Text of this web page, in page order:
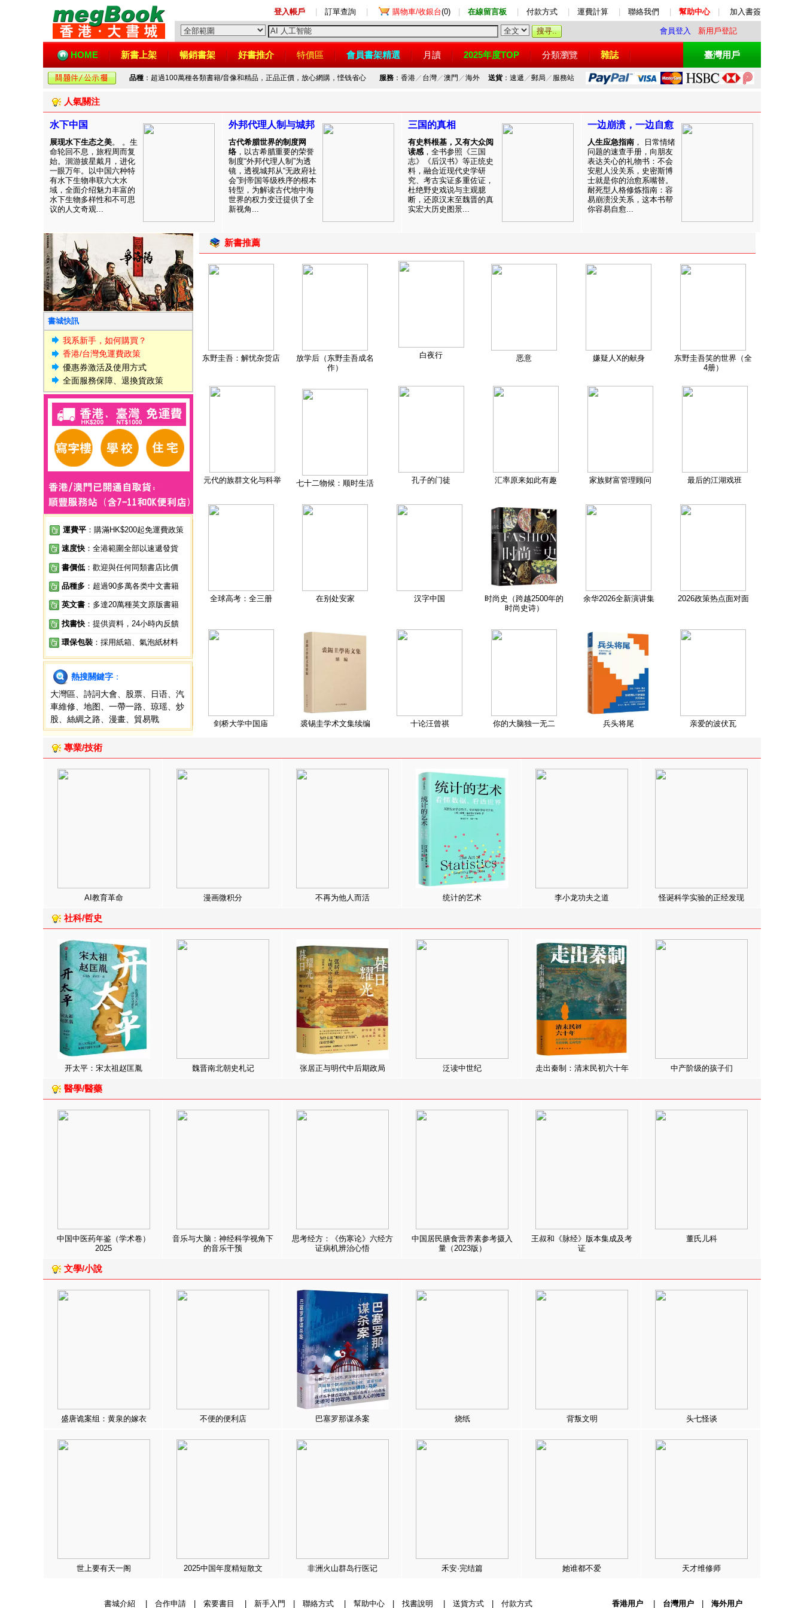
登入帳戶 訂單查詢 購物車/收銀台(0) 在線留言板 付款方式 運費計算 聯絡我們 幫助中心 加入書簽
會員登入 新用戶登記
HOME 新書上架 暢銷書架 好書推介 特價區 會員書架精選 月讀 2025年度TOP 分類瀏覽 雜誌 臺灣用戶
品種 ：超過100萬種各類書籍/音像和精品，正品正價，放心網購，悭钱省心 服務：香港／ 台灣／澳門 ／海外 送貨：速遞 ／郵局 ／ 服務站
人氣關注
水下中国
展现水下生态之美。 。生
命轮回不息，旅程周而复
始。洄游披星戴月，进化
一眼万年。以中国六种特
有水下生物串联六大水
域，全面介绍魅力丰富的
水下生物多样性和不可思
议的人文奇观...
外邦代理人制与城邦
古代希腊世界的制度网
络 ，以古希腊重要的荣誉
制度“外邦代理人制”为透
镜，透视城邦从“无政府社
会”到帝国等级秩序的根本
转型，为解读古代地中海
世界的权力变迁提供了全
新视角...
三国的真相
有史料根基，又有大众阅
读感 ，全书参照《三国
志》《后汉书》等正统史
料，融合近现代史学研
究、考古实证多重佐证，
杜绝野史戏说与主观臆
断，还原汉末至魏晋的真
实宏大历史图景...
一边崩溃，一边自愈
人生应急指南 ， 日常情绪
问题的速查手册，向朋友
表达关心的礼物书：不会
安慰人没关系，史密斯博
士就是你的治愈系嘴替。
耐死型人格修炼指南：容
易崩溃没关系，这本书帮
你容易自愈...
書城快訊
我系新手，如何購買？
香港/台灣免運費政策
優惠券激活及使用方式
全面服務保障、退換貨政策
運費平 ：購滿HK$200起免運費政策
速度快 ：全港範圍全部以速遞發貨
書價低 ：歡迎與任何同類書店比價
品種多 ：超過90多萬各类中文書籍
英文書 ：多達20萬種英文原版書籍
找書快 ：提供資料，24小時內反饋
環保包裝 ：採用紙箱、氣泡紙材料
熱搜關鍵字 ：
大灣區
詩詞大會 股票 日语
汽
車維修
地图 一帶一路 琼瑶
炒
股
絲綢之路 漫畫 貿易戰
新書推薦
东野圭吾：解忧杂货店
放学后（东野圭吾成名
作）
白夜行 恶意 嫌疑人X的献身
东野圭吾笑的世界（全
4册）
元代的族群文化与科举 七十二物候：顺时生活 孔子的门徒 汇率原来如此有趣 家族财富管理顾问 最后的江湖戏班
全球高考：全三册 在别处安家 汉字中国
时尚史（跨越2500年的
时尚史诗）
余华2026全新演讲集 2026政策热点面对面
剑桥大学中国庙 裘锡圭学术文集续编 十论汪曾祺 你的大脑独一无二 兵头将尾 亲爱的波伏瓦
專業/技術
AI教育革命 漫画微积分 不再为他人而活 统计的艺术 李小龙功夫之道 怪诞科学实验的正经发现
社科/哲史
开太平：宋太祖赵匡胤 魏晋南北朝史札记 张居正与明代中后期政局 泛读中世纪 走出秦制：清末民初六十年 中产阶级的孩子们
醫學/醫藥
中国中医药年鉴（学术卷）
2025
音乐与大脑：神经科学视角下
的音乐干预
思考经方：《伤寒论》六经方
证病机辨治心悟
中国居民膳食营养素参考摄入
量（2023版）
王叔和《脉经》版本集成及考
证
董氏儿科
文學/小說
盛唐诡案组：黄泉的嫁衣 不便的便利店 巴塞罗那谋杀案 烧纸 背叛文明 头七怪谈
世上要有天一阁 2025中国年度精短散文 非洲火山群岛行医记 禾安·完结篇 她谁都不爱 天才维修师
書城介紹 合作申請| 索要書目 新手入門 聯絡方式| 幫助中心| 找書說明 送貨方式| 付款方式 香港用户| 台灣用户| 海外用户